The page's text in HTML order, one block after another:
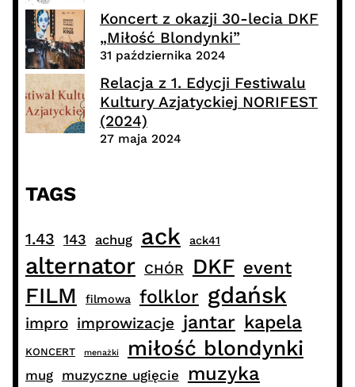
Koncert z okazji 30-lecia DKF
„Miłość Blondynki”
31 października 2024
Relacja z 1. Edycji Festiwalu
Kultury Azjatyckiej NORIFEST
(2024)
27 maja 2024
TAGS
1.43 143 achug ack ack41
alternator CHÓR DKF event
FILM filmowa folklor gdańsk
impro improwizacje jantar kapela
KONCERT menażki miłość blondynki
mug muzyczne ugięcie muzyka